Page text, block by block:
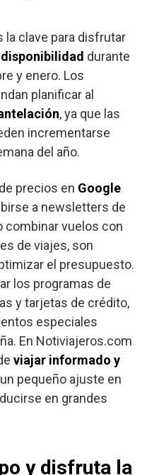
la clave para disfrutar
durante
y enero. Los
planificar al
, ya que las
incrementarse
del año.
precios en Google
a newsletters de
combinar vuelos con
de viajes, son
el presupuesto.
los programas de
y tarjetas de crédito,
especiales
En Notiviajeros.com
viajar informado y
pequeño ajuste en
en grandes
y disfruta la